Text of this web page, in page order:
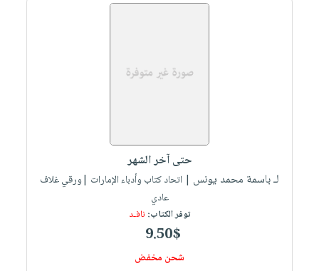
حتى آخر الشهر
لـ باسمة محمد يونس | اتحاد كتاب وأدباء الإمارات |ورقي غلاف
عادي
توفر الكتاب: نافـد
9.50$
شحن مخفض